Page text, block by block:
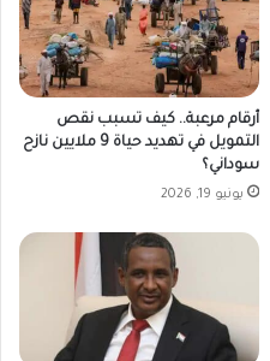
أرقام مرعبة.. كيف تسبب نقص
التمويل في تهديد حياة 9 ملايين نازح
سوداني؟
يونيو 19, 2026